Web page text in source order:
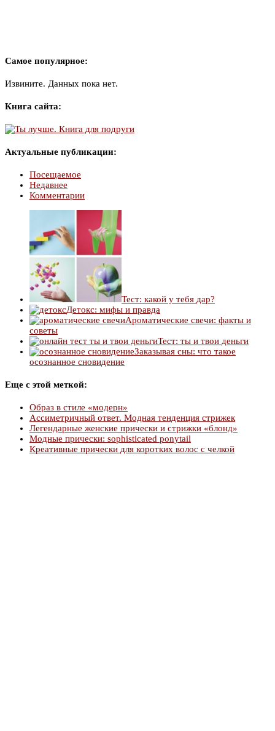
Самое популярное:
Извините. Данных пока нет.
Книга сайта:
Актуальные публикации:
Посещаемое
Недавнее
Комментарии
Тест: какой у тебя дар?
Детокс: мифы и правда
Ароматические свечи: факты и
советы
Тест: ты и твои деньги
Заказывая сны: что такое
осознанное сновидение
Еще с этой меткой:
Образ в стиле «модерн»
Ассиметричный ответ. Модная тенденция стрижек
Легендарные женские прически и стрижки «блонд»
Модные прически: sophisticated рonytail
Креативные прически для коротких волос с челкой